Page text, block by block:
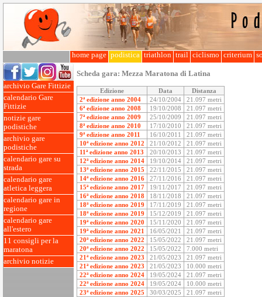
home page podistica triathlon trail ciclismo criterium
archivio Gare Fittizie
calendario Gare
Fittizie
notizie gare
podistiche
archivio gare
podistiche
calendario gare su
strada
calendario gare
atletica leggera
calendario gare in
regione
calendario gare
all'estero
11 consigli per la
maratona
archivio notizie
Scheda gara: Mezza Maratona di Latina
Edizione Data
Distanza
2ª edizione anno 2004
24/10/2004
21.097 metri
6ª edizione anno 2008
19/10/2008
21.097 metri
7ª edizione anno 2009
25/10/2009
21.097 metri
8ª edizione anno 2010
17/10/2010
21.097 metri
9ª edizione anno 2011
16/10/2011
21.097 metri
10ª edizione anno 2012
21/10/2012
21.097 metri
11ª edizione anno 2013
20/10/2013
21.097 metri
12ª edizione anno 2014
19/10/2014
21.097 metri
13ª edizione anno 2015
22/11/2015
21.097 metri
14ª edizione anno 2016
27/11/2016
21.097 metri
15ª edizione anno 2017
19/11/2017
21.097 metri
16ª edizione anno 2018
18/11/2018
21.097 metri
18ª edizione anno 2019
17/11/2019
21.097 metri
18ª edizione anno 2019
15/12/2019
21.097 metri
19ª edizione anno 2020
15/11/2020
21.097 metri
19ª edizione anno 2021
16/05/2021
21.097 metri
20ª edizione anno 2022
15/05/2022
21.097 metri
20ª edizione anno 2022
15/05/2022
7.000 metri
21ª edizione anno 2023
21/05/2023
21.097 metri
21ª edizione anno 2023
21/05/2023
10.000 metri
22ª edizione anno 2024
19/05/2024
21.097 metri
22ª edizione anno 2024
19/05/2024
10.000 metri
23ª edizione anno 2025
30/03/2025
21.097 metri